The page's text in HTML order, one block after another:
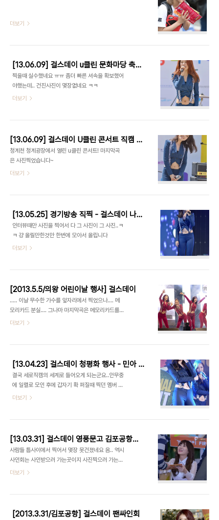
더보기
[13.06.09] 걸스데이 u클린 문화마당 축제 직찍 by 쌩과일
찍을때 실수했네요 ㅠㅠ 좀더 빠른 셔속을 확보했어
야했는데.. 건진사진이 몇장없네요 ㅋㅋ
더보기
[13.06.09] 걸스데이 U클린 콘서트 직캠 by 쌩과일
청계천 청계광장에서 열린 u클린 콘서트! 마지막곡
은 사진찍었습니다~
더보기
[13.05.25] 경기방송 직찍 - 걸스데이 나인뮤지스 지나 홍진영 by 쌩과일
인터뷰때만 사진을 찍어서 다 그 사진이 그 사진..ㅋ
ㅋ 걍 올릴만한것만 한번에 모아서 올립니다
더보기
[2013.5.5/의왕 어린이날 행사] 걸스데이
..... 이날 무수한 가수를 앞자리에서 찍었으나.... 메
모리카드 분실.... 그나마 마지막곡은 메모리카드를
다써서 다른 카드에 저장.. 남은사진이 이것밖에..
더보기
[13.04.23] 걸스데이 청평화 행사 - 민아 혜리 유라 세로직캠 by 두눙바바
결국 세로직캠의 세계로 들어오게 되는군요..안무중
에 일렬로 모인 후에 갑자기 확 퍼질때 찍던 멤버 막
놓치고 ㅎㅎ
더보기
[13.03.31] 걸스데이 영풍문고 김포공항점 사인회 직찍
사람들 틈사이에서 찍어서 몇장 못건졌네요 음.. 역시
사인회는 사인받으러 가는곳이지 사진찍으러 가는
곳은 아닌듯합니다 ㅋㅋ
더보기
[2013.3.31/김포공항] 걸스데이 팬싸인회